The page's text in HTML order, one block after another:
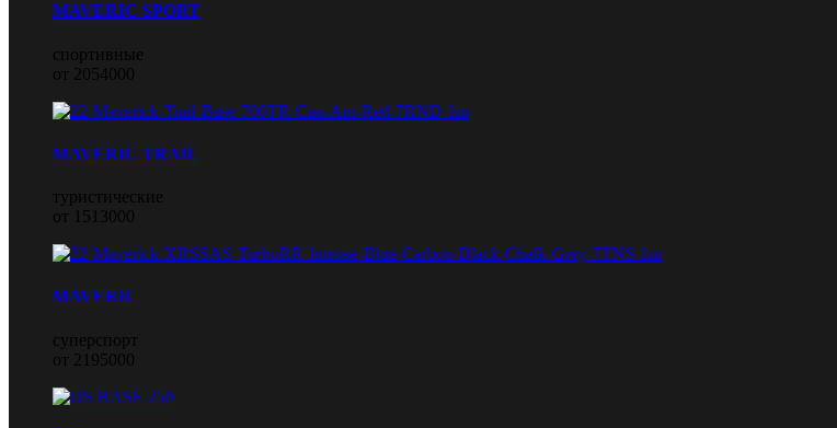
MAVERIC SPORT
спортивные
от 2054000
MAVERIC TRAIL
туристические
от 1513000
MAVERIC
суперспорт
от 2195000